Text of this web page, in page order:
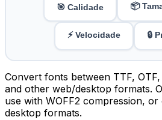
🎯 Calidade 📦
⚡ Velocidade 🔒
Convert fonts between TTF, OTF,
and other web/desktop formats.
use with WOFF2 compression,
desktop formats.